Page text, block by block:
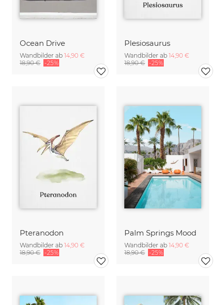
Ocean Drive
Wandbilder ab 14,90 €
18,90 € -25%
Plesiosaurus
Wandbilder ab 14,90 €
18,90 € -25%
Pteranodon
Wandbilder ab 14,90 €
18,90 € -25%
Palm Springs Mood
Wandbilder ab 14,90 €
18,90 € -25%